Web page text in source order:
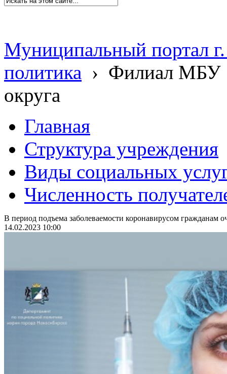
Муниципальный портал
политика › Филиал МБУ
округа
Главная
Структура учреждения
Виды социальных
Численность
В период подъема заболеваемости коронавирусом гражданам
14.02.2023 10:00